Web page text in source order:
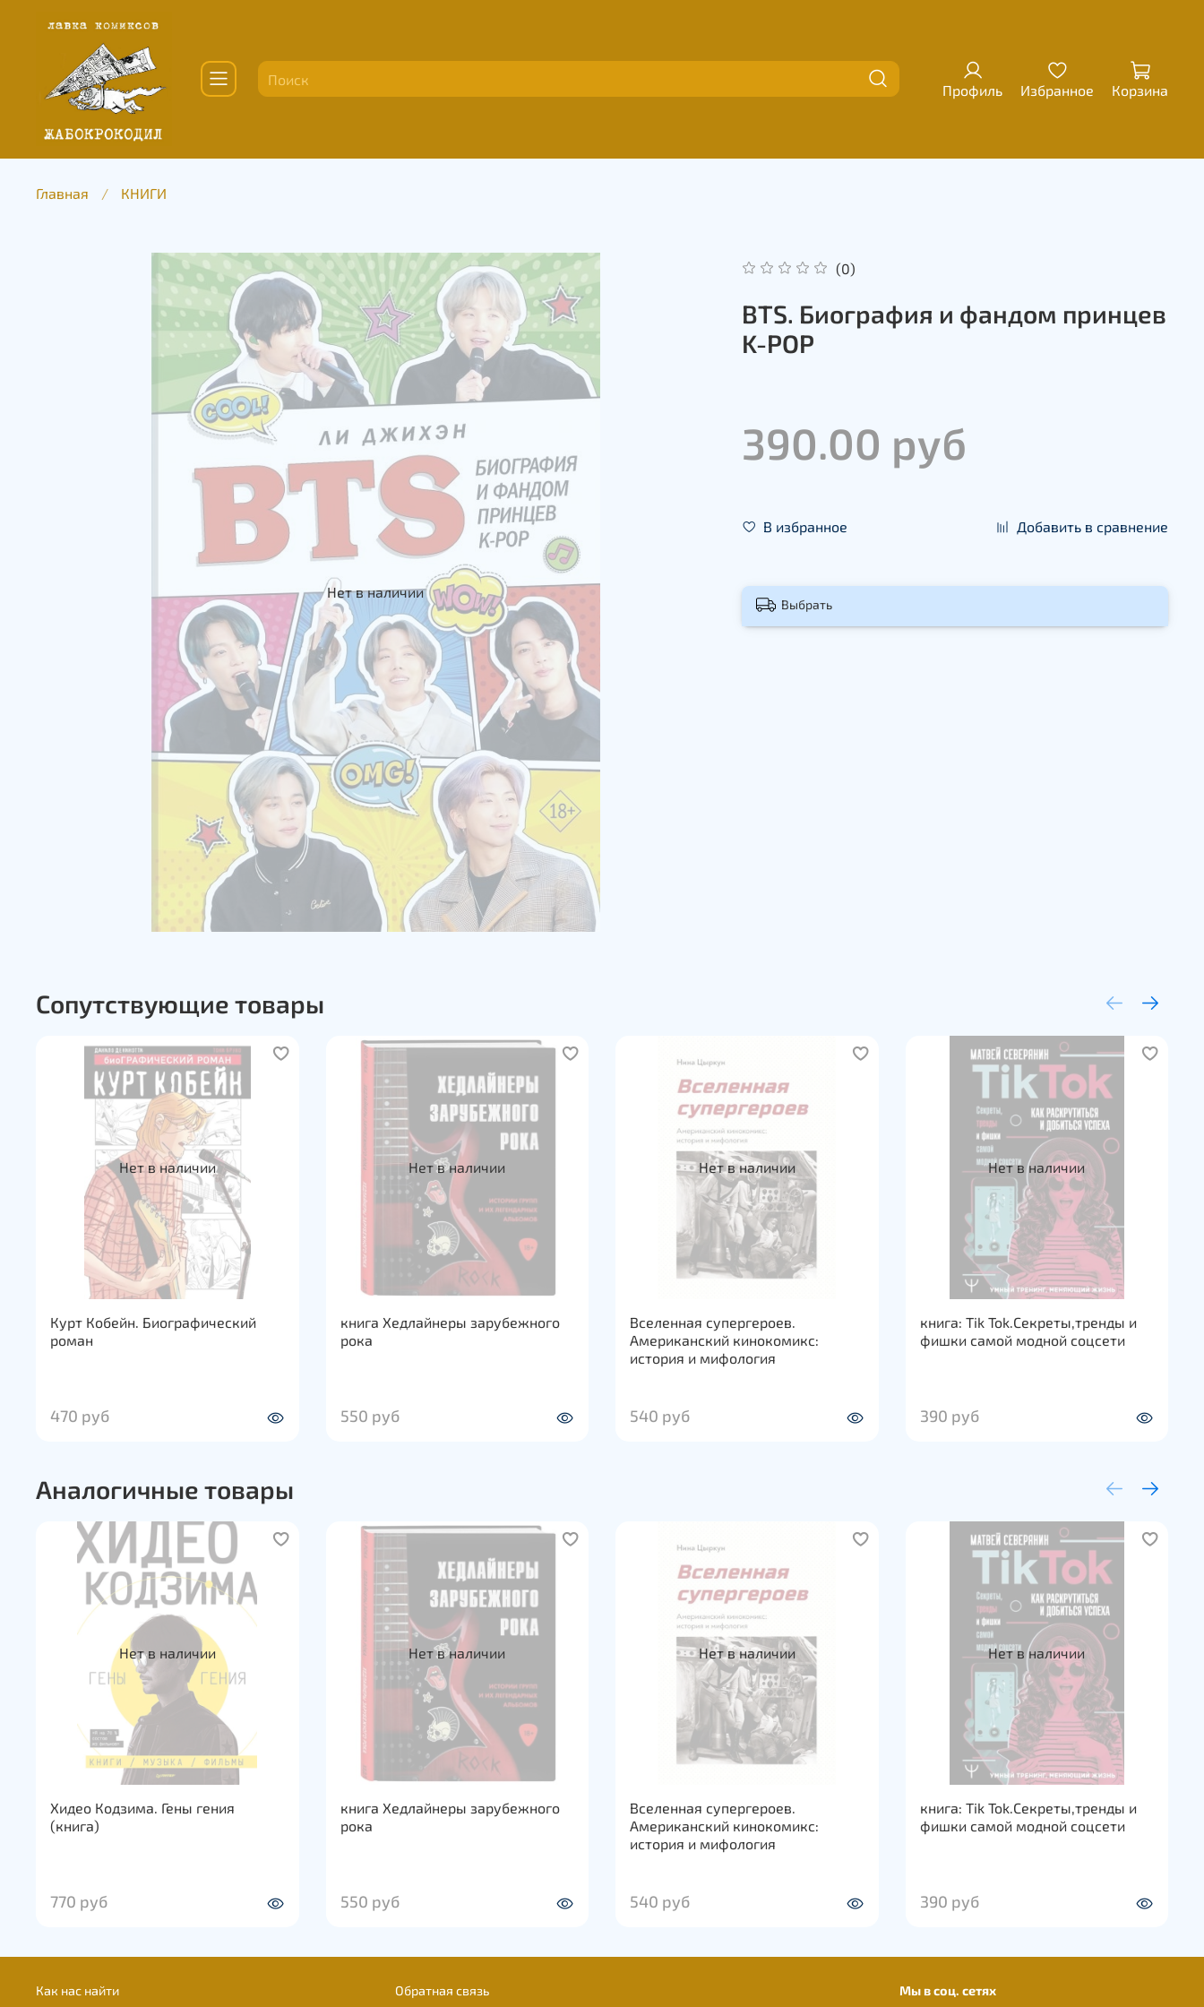
Профиль Избранное Корзина
Главная КНИГИ
Нет в наличии
(0)
BTS. Биография и фандом принцев
K-POP
390.00 руб
В избранное Добавить в сравнение
Выбрать
Сопутствующие товары
Нет в наличии
Курт Кобейн. Биографический
роман
470 руб
Нет в наличии
книга Хедлайнеры зарубежного
рока
550 руб
Нет в наличии
Вселенная супергероев.
Американский кинокомикс:
история и мифология
540 руб
Нет в наличии
книга: Tik Tok.Секреты,тренды и
фишки самой модной соцсети
390 руб
Аналогичные товары
Нет в наличии
Хидео Кодзима. Гены гения
(книга)
770 руб
Нет в наличии
книга Хедлайнеры зарубежного
рока
550 руб
Нет в наличии
Вселенная супергероев.
Американский кинокомикс:
история и мифология
540 руб
Нет в наличии
книга: Tik Tok.Секреты,тренды и
фишки самой модной соцсети
390 руб
Как нас найти Обратная связь Мы в соц. сетях